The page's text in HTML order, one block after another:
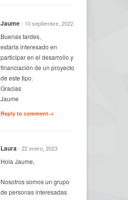
Jaume- 10 septiembre, 2022
Buenas tardes,
estaría interesado en
participar en el desarrollo y
financiación de un proyecto
de este tipo.
Gracias
Jaume
Reply to comment→
Laura- 22 enero, 2023
Hola Jaume,
Nosotros somos un grupo
de personas interesadas